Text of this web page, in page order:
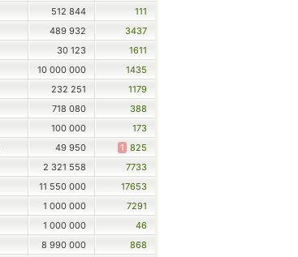
512 844
111
489 932
3437
30 123
1611
10 000 000
1435
232 251
1179
718 080
388
100 000
173
49 950 1 825
2 321 558
7733
11 550 000
17653
1 000 000
7291
1 000 000
46
8 990 000
868